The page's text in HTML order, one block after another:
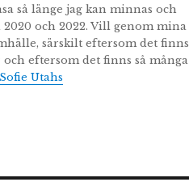
så länge jag kan minnas och
och 2022. Vill genom mina
särskilt eftersom det finns
eftersom det finns så många
Utahs